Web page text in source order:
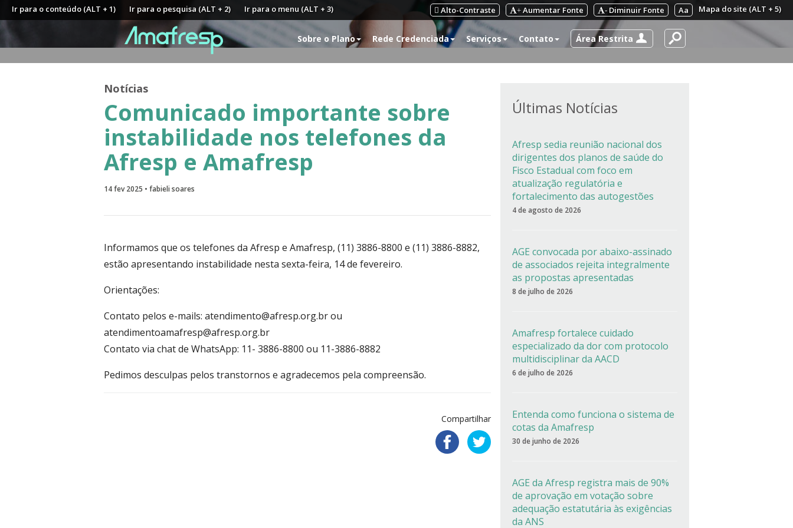
Ir para o conteúdo (ALT + 1) Ir para o pesquisa (ALT + 2) Ir para o menu (ALT + 3) Mapa do site (ALT + 5)
Aa
- Diminuir Fonte
+ Aumentar Fonte
Alto-Contraste
Sobre o Plano Rede Credenciada Serviços Contato Área Restrita
Notícias
Comunicado importante sobre
instabilidade nos telefones da
Afresp e Amafresp
14 fev 2025 • fabieli soares
Informamos que os telefones da Afresp e Amafresp, (11) 3886-8800 e (11) 3886-8882,
estão apresentando instabilidade nesta sexta-feira, 14 de fevereiro.
Orientações:
Contato pelos e-mails: atendimento@afresp.org.brou
atendimentoamafresp@afresp.org.br
Contato via chat de WhatsApp: 11- 3886-8800 ou 11-3886-8882
Pedimos desculpas pelos transtornos e agradecemos pela compreensão.
Compartilhar
Últimas Notícias
Afresp sedia reunião nacional dos
dirigentes dos planos de saúde do
Fisco Estadual com foco em
atualização regulatória e
fortalecimento das autogestões
4 de agosto de 2026
AGE convocada por abaixo-assinado
de associados rejeita integralmente
as propostas apresentadas
8 de julho de 2026
Amafresp fortalece cuidado
especializado da dor com protocolo
multidisciplinar da AACD
6 de julho de 2026
Entenda como funciona o sistema de
cotas da Amafresp
30 de junho de 2026
AGE da Afresp registra mais de 90%
de aprovação em votação sobre
adequação estatutária às exigências
da ANS